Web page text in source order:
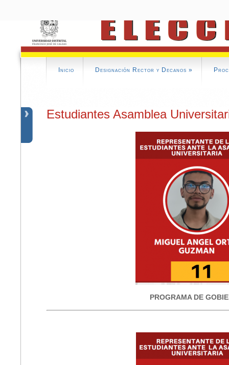
Inicio Designación Rector y Decanos »
Estudiantes Asamblea
PROGRAMA DE